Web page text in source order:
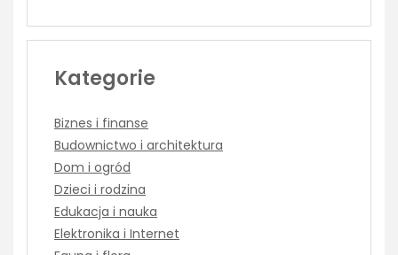
Kategorie
Biznes i finanse
Budownictwo i architektura
Dom i ogród
Dzieci i rodzina
Edukacja i nauka
Elektronika i Internet